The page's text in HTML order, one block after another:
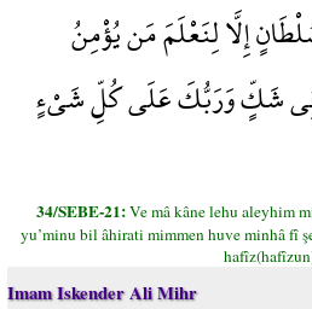
إِلَّا لِنَعْلَمَ مَن يُؤْمِنُ
فِي شَكٍّ وَرَبُّكَ عَلَى كُلِّ شَيْءٍ
34/SEBE-21:Ve mâ kâne lehu aleyhim
yu’minu bil âhirati mimmen huve minhâ fî
Imam Iskender Ali Mihr